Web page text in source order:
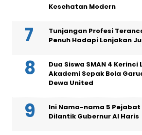
Kesehatan Modern
Tunjangan Profesi
Penuh Hadapi Lonjakan
Dua Siswa SMAN 4 Kerinci
Akademi Sepak Bola
Dewa United
Ini Nama-nama 5 Pejabat
Dilantik Gubernur Al Haris